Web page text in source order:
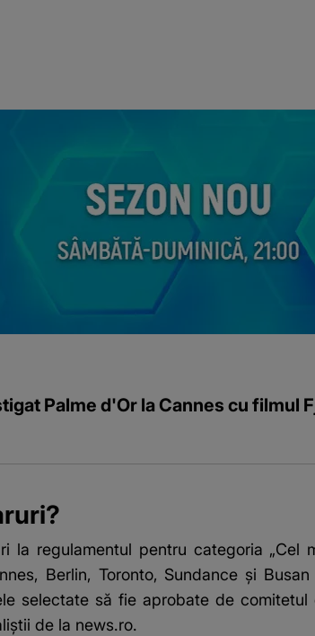
Palme d'Or la Cannes cu filmul
la regulamentul pentru categoria „Cel
Berlin, Toronto, Sundance şi
selectate să fie aprobate de
de la news.ro.